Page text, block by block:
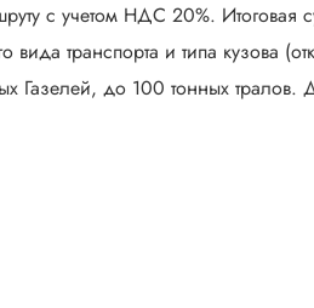
с учетом НДС 20%. Итоговая
транспорта и типа кузова
до 100 тонных тралов.